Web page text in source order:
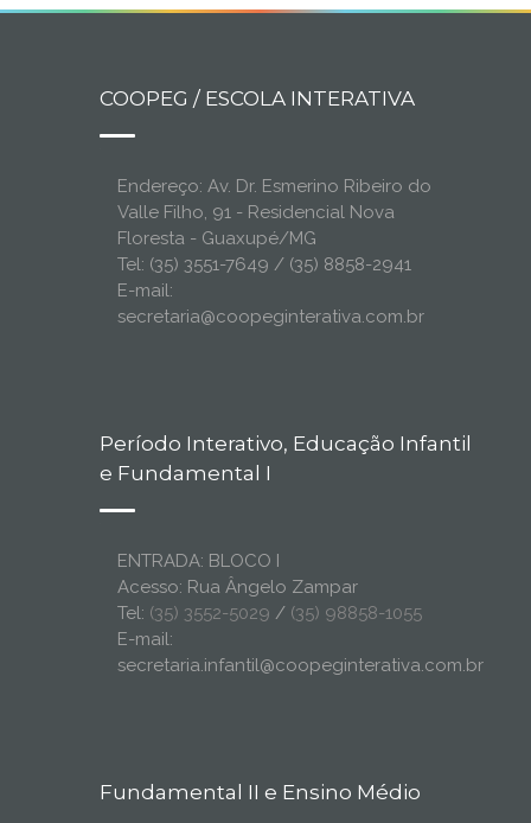
COOPEG / ESCOLA INTERATIVA
Endereço: Av. Dr. Esmerino Ribeiro do
Valle Filho, 91 - Residencial Nova
Floresta - Guaxupé/MG
Tel: (35) 3551-7649 / (35) 8858-2941
E-mail:
secretaria@coopeginterativa.com.br
Período Interativo, Educação Infantil
e Fundamental I
ENTRADA: BLOCO I
Acesso: Rua Ângelo Zampar
Tel: (35) 3552-5029 / (35) 98858-1055
E-mail:
secretaria.infantil@coopeginterativa.com.br
Fundamental II e Ensino Médio